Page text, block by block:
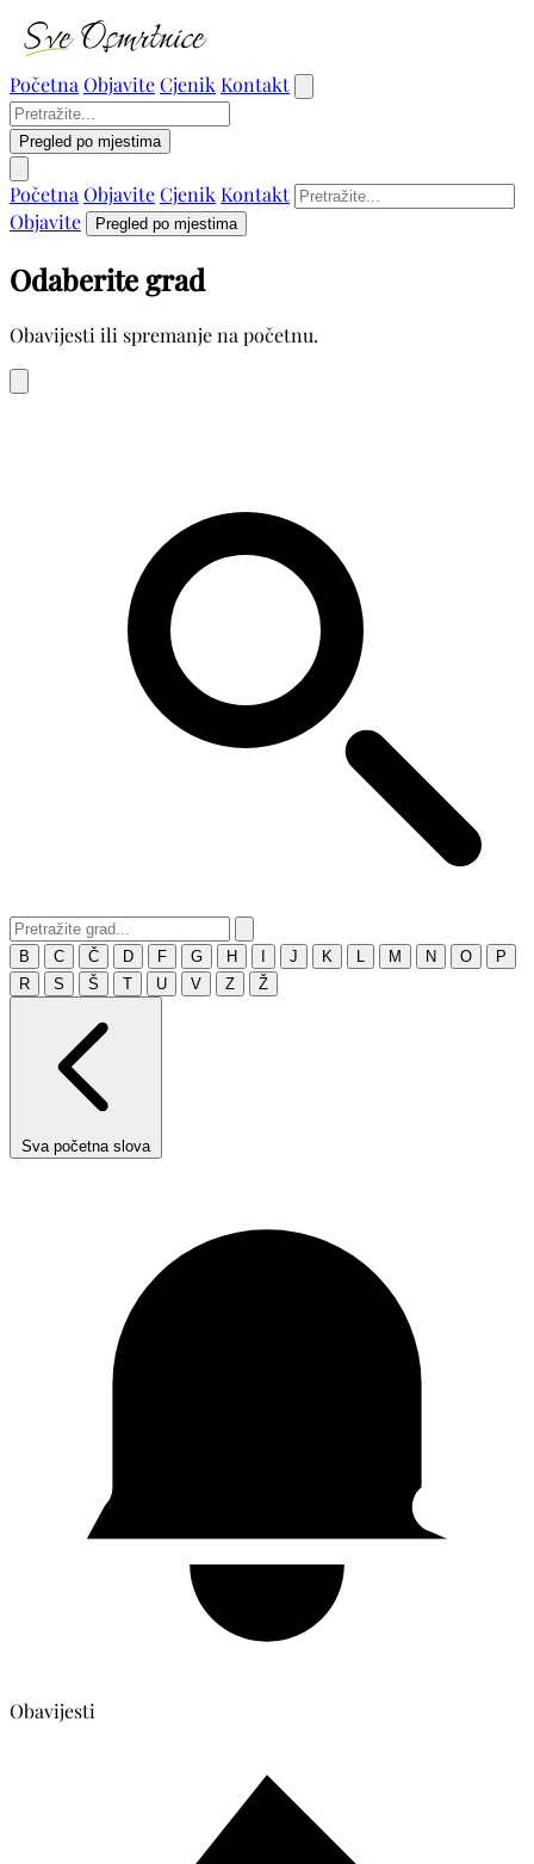
Početna ObjaviteCjenik Kontakt
Pregled po mjestima
Početna ObjaviteCjenik Kontakt
Objavite
Pregled po mjestima
Odaberite grad
Obavijesti ili spremanje na početnu.
B C Č D F G H J K M N O
P
R
S Š T U V Z Ž
Sva početna slova
Obavijesti